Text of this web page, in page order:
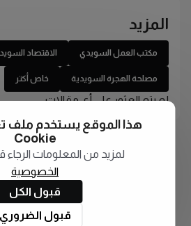
المزيد
مكتب العمل السويدي الاقتصاد
مصلحة الهجرة السويدية خاص أكتر
لم يتم العثور على أي مقالات
هذا الموقع يستخدم ملف
Cookie
لمزيد من المعلومات الرجاء
الخصوصية
قبول الكل
قبول الضروري